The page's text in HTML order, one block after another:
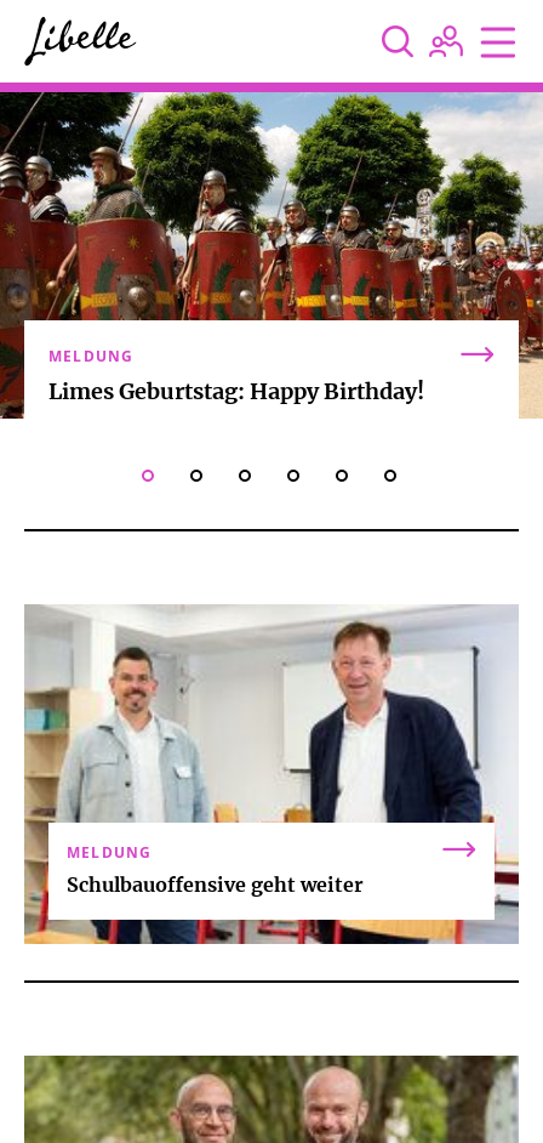
  
MELDUNG
Limes Geburtstag: Happy Birthday!
MELDUNG
Schulbauoffensive geht weiter